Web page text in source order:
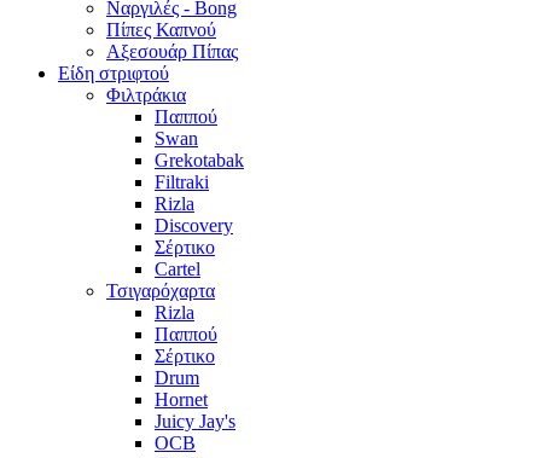
Ναργιλές - Bong
Πίπες Καπνού
Αξεσουάρ Πίπας
Είδη στριφτού
Φιλτράκια
Παππού
Swan
Grekotabak
Filtraki
Rizla
Discovery
Σέρτικο
Cartel
Τσιγαρόχαρτα
Rizla
Παππού
Σέρτικο
Drum
Hornet
Juicy Jay's
OCB